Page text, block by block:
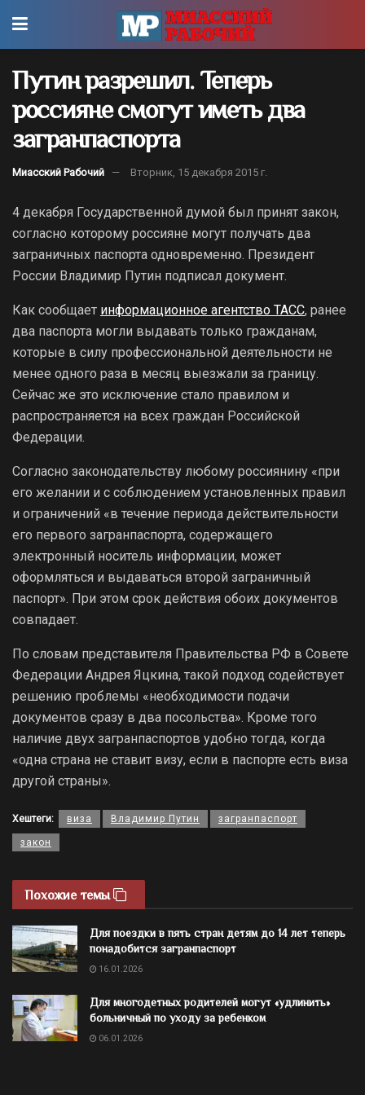
Путин разрешил. Теперь
россияне смогут иметь два
загранпаспорта
Миасский Рабочий Вторник, 15 декабря 2015 г.
4 декабря Государственной думой был принят закон,
согласно которому россияне могут получать два
заграничных паспорта одновременно. Президент
России Владимир Путин подписал документ.
Как сообщает информационное агентство ТАСС, ранее
два паспорта могли выдавать только гражданам,
которые в силу профессиональной деятельности не
менее одного раза в месяц выезжали за границу.
Сейчас же это исключение стало правилом и
распространяется на всех граждан Российской
Федерации.
Согласно законодательству любому россиянину «при
его желании и с соблюдением установленных правил
и ограничений «в течение периода действительности
его первого загранпаспорта, содержащего
электронный носитель информации, может
оформляться и выдаваться второй заграничный
паспорт». При этом срок действия обоих документов
совпадает.
По словам представителя Правительства РФ в Совете
Федерации Андрея Яцкина, такой подход содействует
решению проблемы «необходимости подачи
документов сразу в два посольства». Кроме того
наличие двух загранпаспортов удобно тогда, когда
«одна страна не ставит визу, если в паспорте есть виза
другой страны».
Хештеги: виза Владимир Путин загранпаспорт
закон
Похожие темы
Для поездки в пять стран детям до 14 лет теперь
понадобится загранпаспорт
16.01.2026
Для многодетных родителей могут «удлинить»
больничный по уходу за ребенком
06.01.2026